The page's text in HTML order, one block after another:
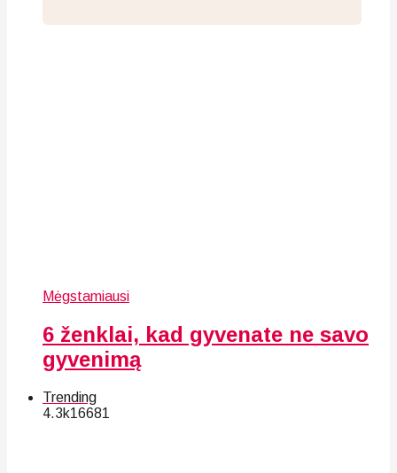
Mėgstamiausi
6 ženklai, kad gyvenate ne savo
gyvenimą
Trending
4.3k16681